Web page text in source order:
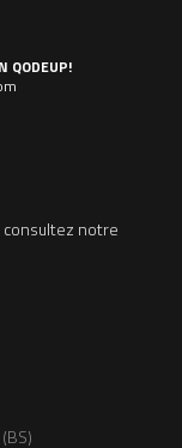
QODEUP!
notre